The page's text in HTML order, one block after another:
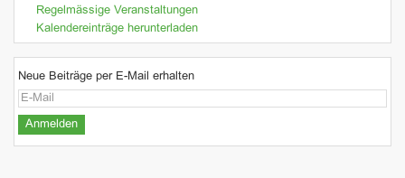
Regelmässige Veranstaltungen
Kalendereinträge herunterladen
Neue Beiträge per E-Mail erhalten